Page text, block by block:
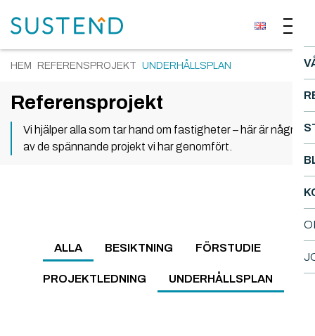
HEM REFERENSPROJEKT UNDERHÅLLSPLAN
Referensprojekt
Vi hjälper alla som tar hand om fastigheter – här är några
av de spännande projekt vi har genomfört.
ALLA BESIKTNING FÖRSTUDIE
PROJEKTLEDNING UNDERHÅLLSPLAN